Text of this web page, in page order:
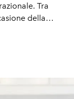
Tra
della